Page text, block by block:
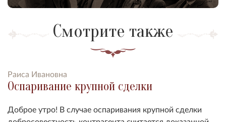
Смотрите также
Раиса Ивановна
Оспаривание крупной сделки
Доброе утро! В случае оспаривания крупной сделки